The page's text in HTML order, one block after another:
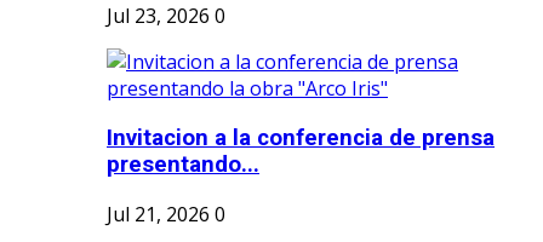
Jul 23, 2026 0
Invitacion a la conferencia de prensa
presentando...
Jul 21, 2026 0